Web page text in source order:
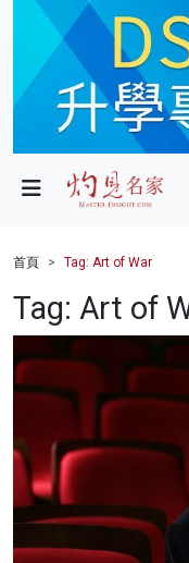
政局
財經
健康
商業
影片
名家榜
首頁 Tag: Art of War
Tag: Art of